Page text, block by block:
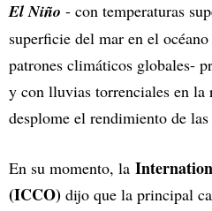
El Niño - con temperaturas
superficie del mar en el
patrones climáticos globales-
y con lluvias torrenciales en la
desplome el rendimiento de las
En su momento, la
(ICCO) dijo que la principal